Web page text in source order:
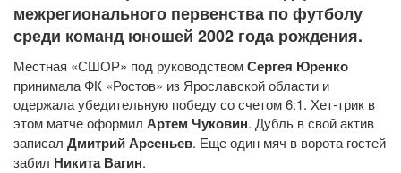
межрегионального первенства по футболу
среди команд юношей 2002 года рождения.
Местная «СШОР» под руководствомСергея Юренко
принимала ФК «Ростов» из Ярославской области и
одержала убедительную победу со счетом 6:1. Хет-трик в
этом матче оформил Артем Чуковин. Дубль в свой актив
записал Дмитрий Арсеньев. Еще один мяч в ворота гостей
забил Никита Вагин.